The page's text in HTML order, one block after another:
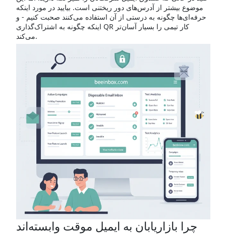
موضوع بیشتر از آدرس‌های دور ریختنی است. بیایید در مورد اینکه
حرفه‌ای‌ها چگونه به درستی از آن استفاده می‌کنند صحبت کنیم - و
اینکه چگونه به اشتراک‌گذاری QR کار تیمی را بسیار آسان‌تر
می‌کند.
چرا بازاریابان به ایمیل موقت وابسته‌اند